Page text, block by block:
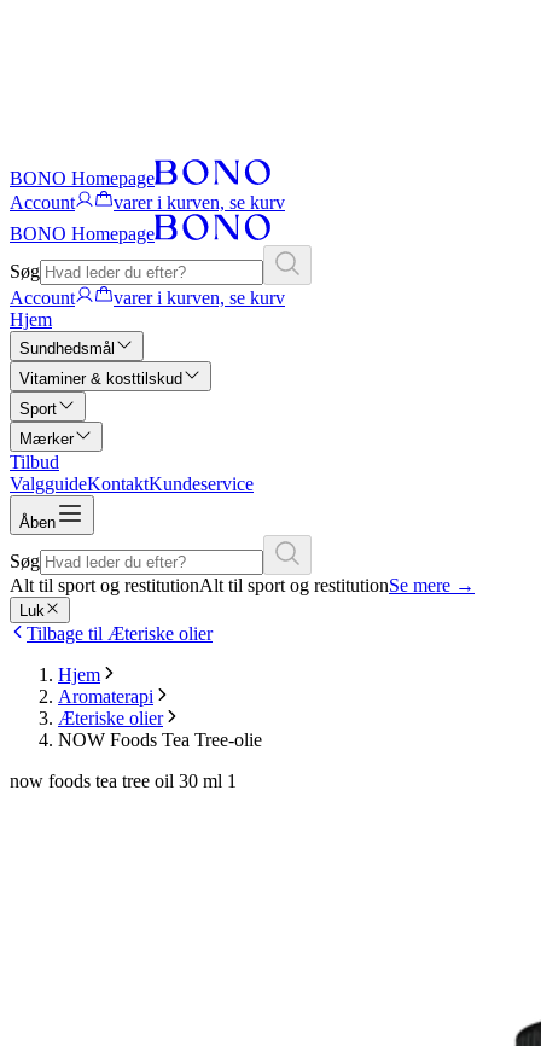
BONO Homepage
Account
varer i kurven, se kurv
BONO Homepage
Søg
Account
varer i kurven, se kurv
Hjem
Sundhedsmål
Vitaminer & kosttilskud
Sport
Mærker
Tilbud
ValgguideKontaktKundeservice
Åben
Søg
Alt til sport og restitutionAlt til sport og restitutionSe mere →
Luk
Tilbage til Æteriske olier
Hjem
Aromaterapi
Æteriske olier
NOW Foods Tea Tree-olie
now foods tea tree oil 30 ml 1